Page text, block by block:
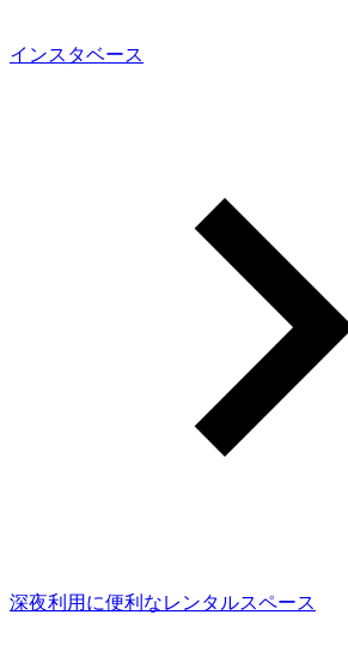
インスタベース
深夜利用に便利なレンタルスペース